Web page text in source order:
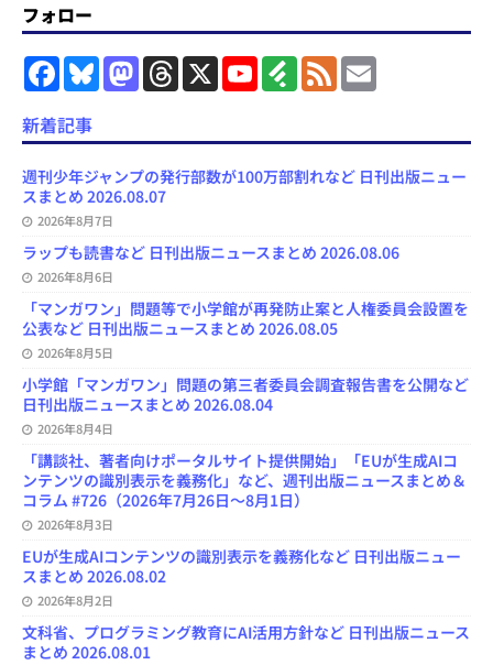
フォロー
F
a
e
b
o
k
B
s
y
M
a
o
o
n
T
h
a
s
X
Y
o
u
e
C
n
F
e
l
F
e
l
新着記事
週刊少年ジャンプの発行部数が100万部割れなど 日刊出版ニュー
スまとめ 2026.08.07
2026年8月7日
ラップも読書など 日刊出版ニュースまとめ 2026.08.06
2026年8月6日
「マンガワン」問題等で小学館が再発防止案と人権委員会設置を
公表など 日刊出版ニュースまとめ 2026.08.05
2026年8月5日
小学館「マンガワン」問題の第三者委員会調査報告書を公開など
日刊出版ニュースまとめ 2026.08.04
2026年8月4日
「講談社、著者向けポータルサイト提供開始」「EUが生成AIコ
ンテンツの識別表示を義務化」など、週刊出版ニュースまとめ＆
コラム #726（2026年7月26日～8月1日）
2026年8月3日
EUが生成AIコンテンツの識別表示を義務化など 日刊出版ニュー
スまとめ 2026.08.02
2026年8月2日
文科省、プログラミング教育にAI活用方針など 日刊出版ニュース
まとめ 2026.08.01